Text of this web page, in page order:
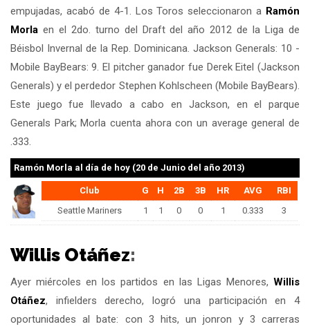
empujadas, acabó de 4-1. Los Toros seleccionaron a Ramón
Morla en el 2do. turno del Draft del año 2012 de la Liga de
Béisbol Invernal de la Rep. Dominicana. Jackson Generals: 10 -
Mobile BayBears: 9. El pitcher ganador fue Derek Eitel (Jackson
Generals) y el perdedor Stephen Kohlscheen (Mobile BayBears).
Este juego fue llevado a cabo en Jackson, en el parque
Generals Park; Morla cuenta ahora con un average general de
.333.
Ramón Morla al día de hoy (20 de Junio del año 2013)
Club G H 2B 3B HR AVG
RBI
Seattle Mariners
1 1 0 0 1 0.333 3
Willis Otáñez:
Ayer miércoles en los partidos en las Ligas Menores, Willis
Otáñez, infielders derecho, logró una participación en 4
oportunidades al bate: con 3 hits, un jonron y 3 carreras